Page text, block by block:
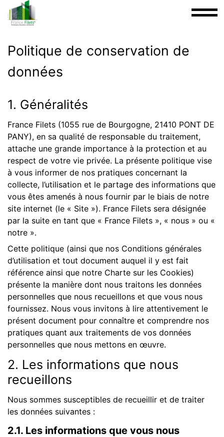
Politique de conservation de
données
1. Généralités
France Filets (1055 rue de Bourgogne, 21410 PONT DE
PANY), en sa qualité de responsable du traitement,
attache une grande importance à la protection et au
respect de votre vie privée. La présente politique vise
à vous informer de nos pratiques concernant la
collecte, l’utilisation et le partage des informations que
vous êtes amenés à nous fournir par le biais de notre
site internet (le « Site »). France Filets sera désignée
par la suite en tant que « France Filets », « nous » ou «
notre ».
Cette politique (ainsi que nos Conditions générales
d’utilisation et tout document auquel il y est fait
référence ainsi que notre Charte sur les Cookies)
présente la manière dont nous traitons les données
personnelles que nous recueillons et que vous nous
fournissez. Nous vous invitons à lire attentivement le
présent document pour connaître et comprendre nos
pratiques quant aux traitements de vos données
personnelles que nous mettons en œuvre.
2. Les informations que nous
recueillons
Nous sommes susceptibles de recueillir et de traiter
les données suivantes :
2.1. Les informations que vous nous